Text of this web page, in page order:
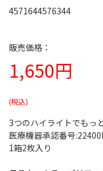
1,650円
4571644576344
3つのハイライトでもっ
医療機器承認番号
1箱2枚入り